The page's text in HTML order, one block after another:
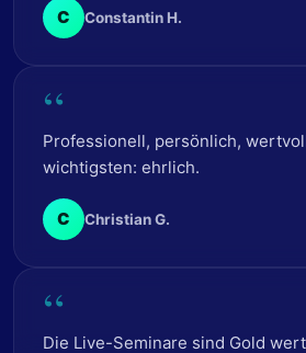
C Constantin H.
“
Professionell, persönlich,
wichtigsten: ehrlich.
C Christian G.
“
Die Live-Seminare sind Gold